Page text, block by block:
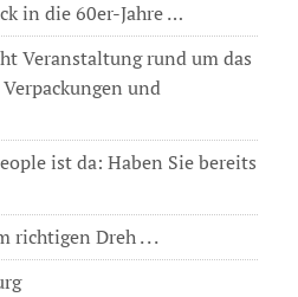
in die 60er-Jahre …
Veranstaltung rund um das
und
ist da: Haben Sie bereits
richtigen Dreh . . .